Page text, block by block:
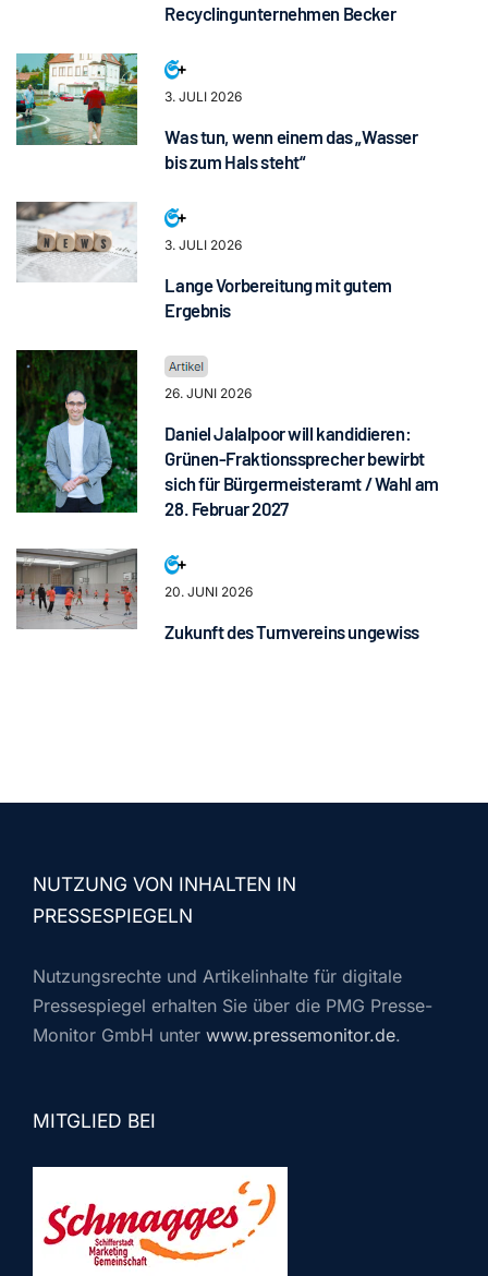
Recyclingunternehmen Becker
3. JULI 2026
Was tun, wenn einem das „Wasser
bis zum Hals steht“
3. JULI 2026
Lange Vorbereitung mit gutem
Ergebnis
26. JUNI 2026
Daniel Jalalpoor will kandidieren:
Grünen-Fraktionssprecher bewirbt
sich für Bürgermeisteramt / Wahl am
28. Februar 2027
20. JUNI 2026
Zukunft des Turnvereins ungewiss
NUTZUNG VON INHALTEN IN
PRESSESPIEGELN
Nutzungsrechte und Artikelinhalte für digitale
Pressespiegel erhalten Sie über die PMG Presse-
Monitor GmbH unter www.pressemonitor.de.
MITGLIED BEI